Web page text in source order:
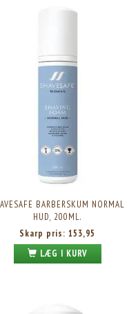
BARBERSKUM NORMAL
HUD, 200ML.
Skarp pris: 153,95
LÆG I KURV